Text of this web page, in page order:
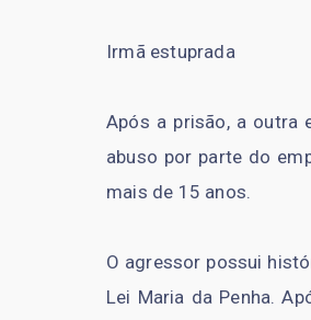
Irmã estuprada
Após a prisão, a outra
abuso por parte do
mais de 15 anos.
O agressor possui
Lei Maria da Penha.